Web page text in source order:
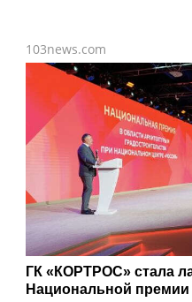
103news.com
ГК «КОРТРОС» стала
Национальной премии